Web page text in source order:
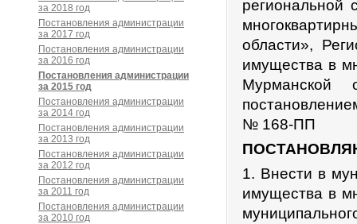
региональной
области»,
имущества в
№ 168-ПП
1. Внести в
имущества в
за 2018 год
Постановления администрации
за 2017 год
Постановления администрации
за 2016 год
Постановления администрации
за 2015 год
Постановления администрации
за 2014 год
Постановления администрации
за 2013 год
Постановления администрации
за 2012 год
Постановления администрации
за 2011 год
Постановления администрации
за 2010 год